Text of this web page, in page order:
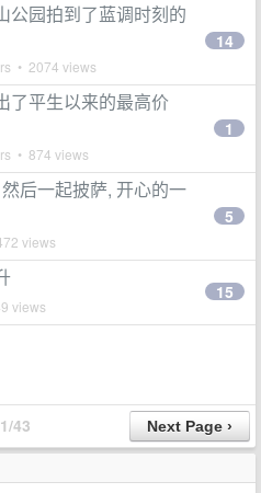
公园拍到了蓝调时刻的
• 2074 views
14
了平生以来的最高价
• 874 views
1
后一起披萨, 开心的一
views
5
views
15
1/43